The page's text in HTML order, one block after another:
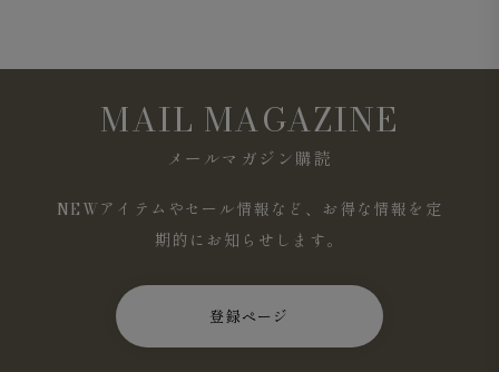
MAIL MAGAZINE
メールマガジン購読
NEWアイテムやセール情報など、お得な情報を定
期的にお知らせします。
登録ページ